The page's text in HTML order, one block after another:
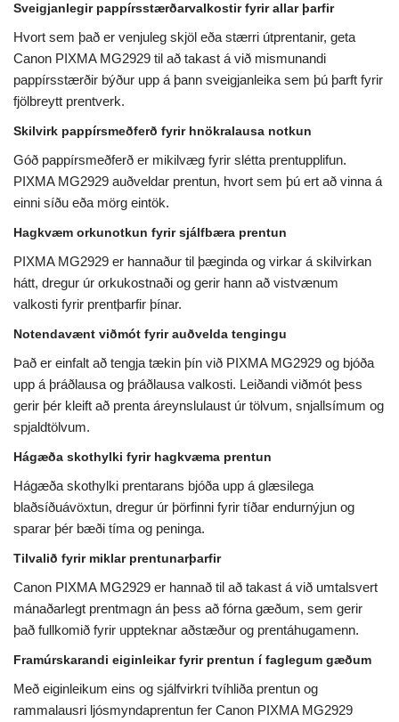
Sveigjanlegir pappírsstærðarvalkostir fyrir allar þarfir
Hvort sem það er venjuleg skjöl eða stærri útprentanir, geta
Canon PIXMA MG2929 til að takast á við mismunandi
pappírsstærðir býður upp á þann sveigjanleika sem þú þarft fyrir
fjölbreytt prentverk.
Skilvirk pappírsmeðferð fyrir hnökralausa notkun
Góð pappírsmeðferð er mikilvæg fyrir slétta prentupplifun.
PIXMA MG2929 auðveldar prentun, hvort sem þú ert að vinna á
einni síðu eða mörg eintök.
Hagkvæm orkunotkun fyrir sjálfbæra prentun
PIXMA MG2929 er hannaður til þæginda og virkar á skilvirkan
hátt, dregur úr orkukostnaði og gerir hann að vistvænum
valkosti fyrir prentþarfir þínar.
Notendavænt viðmót fyrir auðvelda tengingu
Það er einfalt að tengja tækin þín við PIXMA MG2929 og bjóða
upp á þráðlausa og þráðlausa valkosti. Leiðandi viðmót þess
gerir þér kleift að prenta áreynslulaust úr tölvum, snjallsímum og
spjaldtölvum.
Hágæða skothylki fyrir hagkvæma prentun
Hágæða skothylki prentarans bjóða upp á glæsilega
blaðsíðuávöxtun, dregur úr þörfinni fyrir tíðar endurnýjun og
sparar þér bæði tíma og peninga.
Tilvalið fyrir miklar prentunarþarfir
Canon PIXMA MG2929 er hannað til að takast á við umtalsvert
mánaðarlegt prentmagn án þess að fórna gæðum, sem gerir
það fullkomið fyrir uppteknar aðstæður og prentáhugamenn.
Framúrskarandi eiginleikar fyrir prentun í faglegum gæðum
Með eiginleikum eins og sjálfvirkri tvíhliða prentun og
rammalausri ljósmyndaprentun fer Canon PIXMA MG2929